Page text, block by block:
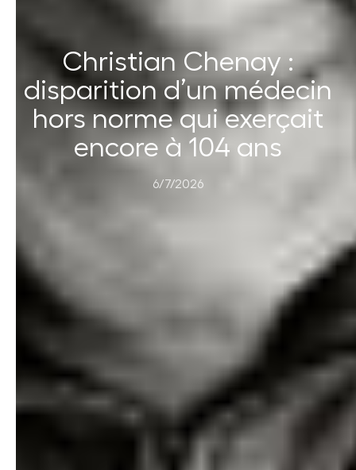
Christian Chenay :
disparition d’un médecin
hors norme qui exerçait
encore à 104 ans
6/7/2026